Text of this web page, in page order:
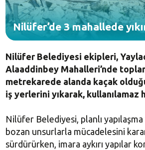
Nilüfer’de 3 mahallede
Nilüfer Belediyesi ekipleri,
Alaaddinbey Mahalleri’nde
metrekarede alanda kaçak
iş yerlerini yıkarak, kullanılamaz
Nilüfer Belediyesi, planlı
bozan unsurlarla mücadelesini
sürdürürken, imara aykırı yapılar